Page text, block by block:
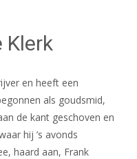
Klerk
en heeft een
als goudsmid,
de kant geschoven en
hij ’s avonds
haard aan, Frank